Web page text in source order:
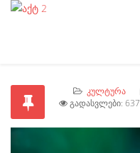
ᲙᲣᲚᲢᲣᲠᲐ
ᲒᲐᲓᲐᲡᲕᲚᲔᲑᲘ: 637